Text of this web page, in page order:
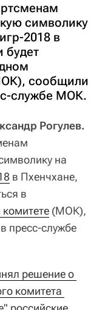
символику
2018 в
будет
сообщили
службе МОК.
Рогулев.
на
в Пхенчхане,
в
(МОК),
пресс-службе
решение о
комитета